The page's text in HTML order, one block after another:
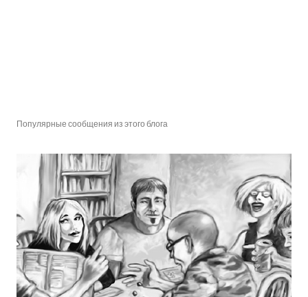
Популярные сообщения из этого блога